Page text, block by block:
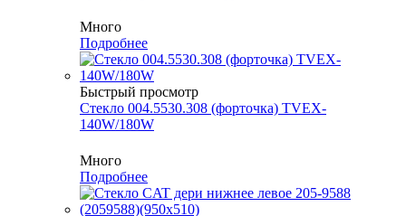
Много
Подробнее
Быстрый просмотр
Стекло 004.5530.308 (форточка) TVEX-
140W/180W
Много
Подробнее